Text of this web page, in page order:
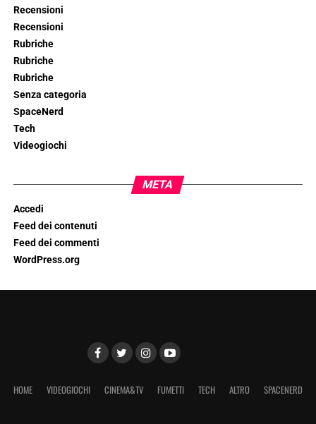
Recensioni
Recensioni
Rubriche
Rubriche
Rubriche
Senza categoria
SpaceNerd
Tech
Videogiochi
META
Accedi
Feed dei contenuti
Feed dei commenti
WordPress.org
HOME VIDEOGIOCHI CINEMA&TV FUMETTI TECH ALTRO SPACENERD